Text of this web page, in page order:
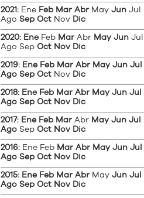
2021: Ene Feb Mar Abr May Jun Jul
Ago Sep Oct Nov Dic
2020: Ene Feb Mar Abr May Jun Jul
Ago Sep Oct Nov Dic
2019: Ene Feb Mar Abr May Jun Jul
Ago Sep Oct Nov Dic
2018: Ene Feb Mar Abr May Jun Jul
Ago Sep Oct Nov Dic
2017: Ene Feb Mar Abr May Jun Jul
Ago Sep Oct Nov Dic
2016: Ene Feb Mar Abr May Jun Jul
Ago Sep Oct Nov Dic
2015: Ene Feb Mar Abr May Jun Jul
Ago Sep Oct Nov Dic